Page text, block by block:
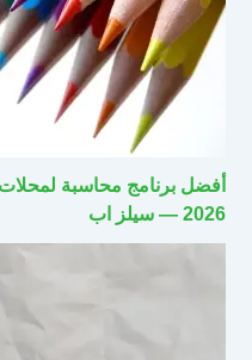
أفضل برنامج محاسبة
2026 — سيلز اب